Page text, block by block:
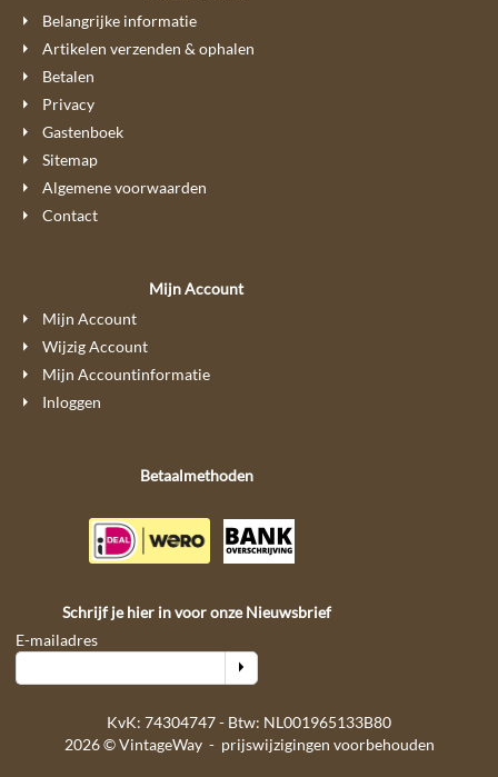
Belangrijke informatie
Artikelen verzenden & ophalen
Betalen
Privacy
Gastenboek
Sitemap
Algemene voorwaarden
Contact
Mijn Account
Mijn Account
Wijzig Account
Mijn Accountinformatie
Inloggen
Betaalmethoden
Schrijf je hier in voor onze Nieuwsbrief
E-mailadres
KvK: 74304747 - Btw: NL001965133B80
2026 © VintageWay - prijswijzigingen voorbehouden